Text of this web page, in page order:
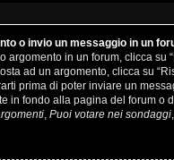
o invio un messaggio in un
argomento in un forum, clicca su
ad un argomento, clicca su
prima di poter inviare un
in fondo alla pagina del forum o
, Puoi votare nei sondaggi